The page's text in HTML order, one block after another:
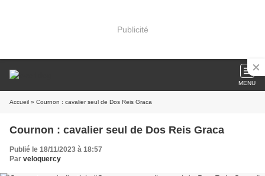
Publicité
MENU
Accueil » Cournon : cavalier seul de Dos Reis Graca
Cournon : cavalier seul de Dos Reis Graca
Publié le 18/11/2023 à 18:57
Par veloquercy